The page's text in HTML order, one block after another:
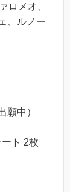
ロメオ、
、ルノー
願中）
ト 2枚